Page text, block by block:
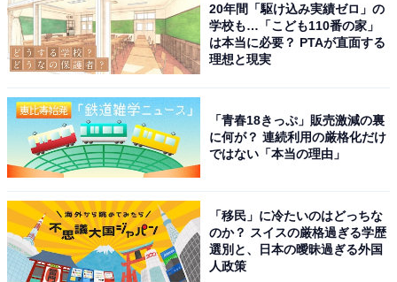
こちらもおすすめ
好きな「宮崎駿監督作品」ランキング！ 2位は
『天空の城ラピュタ』、1位に輝いたのは？
20年間「駆け込み実績ゼロ」の
学校も…「こども110番の家」
は本当に必要？ PTAが直面する
理想と現実
「青春18きっぷ」販売激減の裏
に何が？ 連続利用の厳格化だけ
ではない「本当の理由」
「移民」に冷たいのはどっちな
のか？ スイスの厳格過ぎる学歴
選別と、日本の曖昧過ぎる外国
人政策